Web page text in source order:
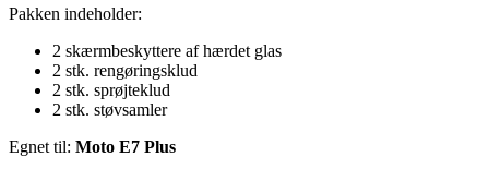
Pakken indeholder:
2 skærmbeskyttere af hærdet glas
2 stk. rengøringsklud
2 stk. sprøjteklud
2 stk. støvsamler
Egnet til: Moto E7 Plus